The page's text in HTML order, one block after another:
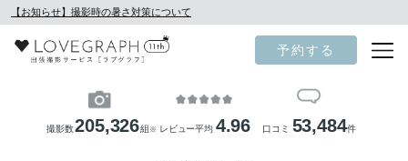
【お知らせ】撮影時の暑さ対策について
予約する
撮影数205,326組 ※ レビュー平均 4.96 口コミ 53,484件